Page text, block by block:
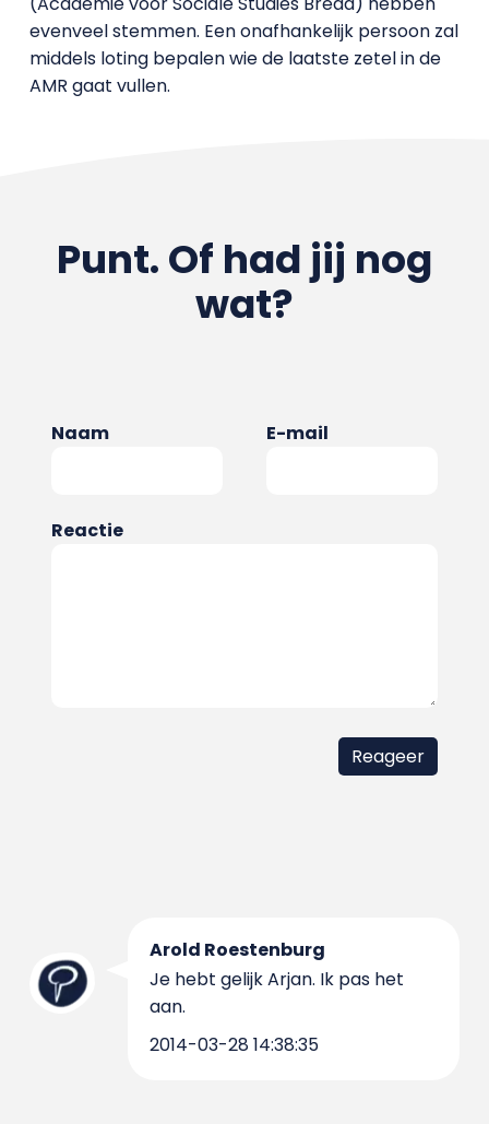
evenveel stemmen. Een onafhankelijk persoon zal
middels loting bepalen wie de laatste zetel in de
AMR gaat vullen.
Punt. Of had jij nog
wat?
Naam E-mail
Reactie
Arold Roestenburg
Je hebt gelijk Arjan. Ik pas het
aan.
2014-03-28 14:38:35